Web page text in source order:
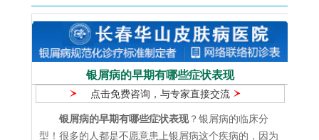
银屑病的早期有哪些症状表现
点击免费咨询，与专家直接交流
银屑病的早期有哪些症状表现？银屑病的临床分
型！很多的人都是不愿意患上银屑病这个疾病的，因为